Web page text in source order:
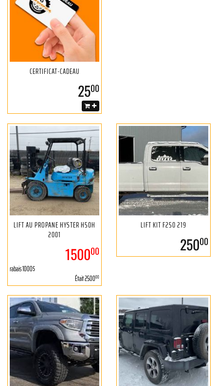
CERTIFICAT-CADEAU
2500
LIFT AU PROPANE HYSTER H50H
2001
150000
rabais 1000$
Était250000
LIFT KIT F250 219
25000